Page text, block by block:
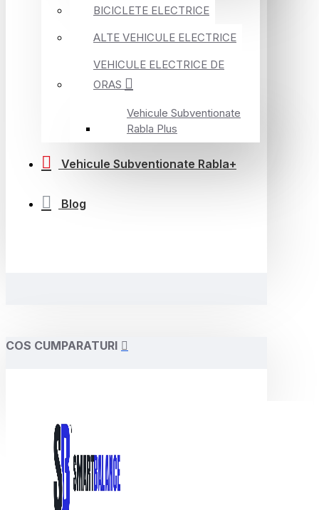
BICICLETE ELECTRICE
ALTE VEHICULE ELECTRICE
VEHICULE ELECTRICE DE
ORAS
Vehicule Subventionate
Rabla Plus
Vehicule Subventionate Rabla+
Blog
COS CUMPARATURI